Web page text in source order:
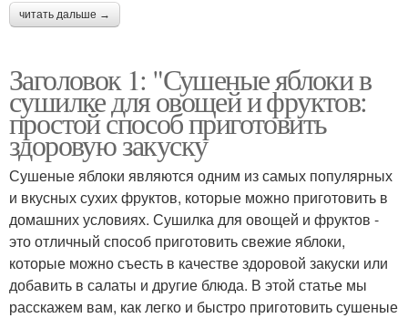
читать дальше →
Заголовок 1: "Сушеные яблоки в
сушилке для овощей и фруктов:
простой способ приготовить
здоровую закуску
Сушеные яблоки являются одним из самых популярных
и вкусных сухих фруктов, которые можно приготовить в
домашних условиях. Сушилка для овощей и фруктов -
это отличный способ приготовить свежие яблоки,
которые можно съесть в качестве здоровой закуски или
добавить в салаты и другие блюда. В этой статье мы
расскажем вам, как легко и быстро приготовить сушеные